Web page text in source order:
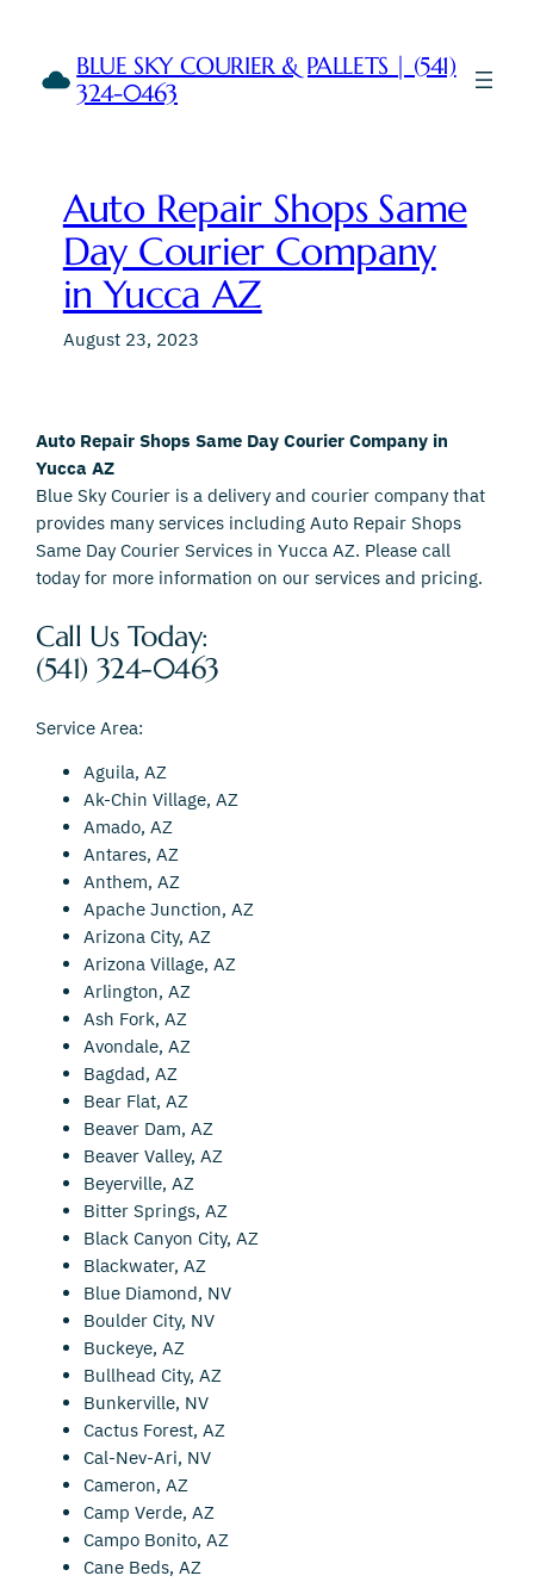
content BLUE SKY COURIER & PALLETS | (541)
324-0463
Auto Repair Shops Same
Day Courier Company
in Yucca AZ
August 23, 2023
Auto Repair Shops Same Day Courier Company in
Yucca AZ
Blue Sky Courier is a delivery and courier company that
provides many services including Auto Repair Shops
Same Day Courier Services in Yucca AZ. Please call
today for more information on our services and pricing.
Call Us Today:
(541) 324-0463
Service Area:
Aguila, AZ
Ak-Chin Village, AZ
Amado, AZ
Antares, AZ
Anthem, AZ
Apache Junction, AZ
Arizona City, AZ
Arizona Village, AZ
Arlington, AZ
Ash Fork, AZ
Avondale, AZ
Bagdad, AZ
Bear Flat, AZ
Beaver Dam, AZ
Beaver Valley, AZ
Beyerville, AZ
Bitter Springs, AZ
Black Canyon City, AZ
Blackwater, AZ
Blue Diamond, NV
Boulder City, NV
Buckeye, AZ
Bullhead City, AZ
Bunkerville, NV
Cactus Forest, AZ
Cal-Nev-Ari, NV
Cameron, AZ
Camp Verde, AZ
Campo Bonito, AZ
Cane Beds, AZ